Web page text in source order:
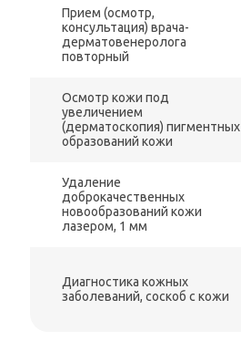
Прием (осмотр,
консультация) врача-
дерматовенеролога
повторный
Осмотр кожи под
увеличением
(дерматоскопия) пигментных
образований кожи
Удаление
доброкачественных
новообразований кожи
лазером, 1 мм
Диагностика кожных
заболеваний, соскоб с кожи